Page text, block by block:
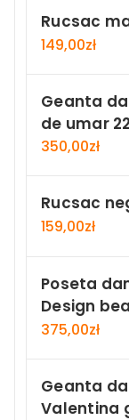
Rucsac
149,00zł
Geanta
de umar
350,00zł
Rucsac
159,00zł
Poseta
Design
375,00zł
Geanta
Valentina